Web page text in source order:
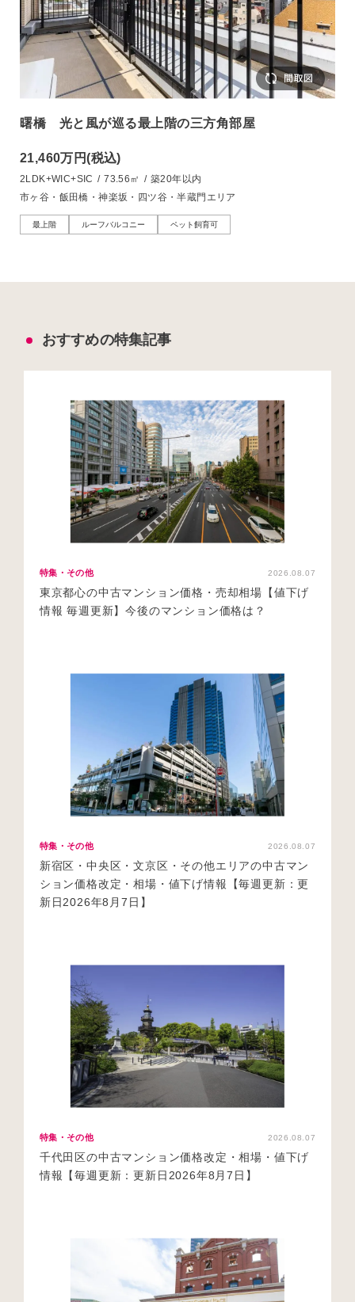
曙橋 光と風が巡る最上階の三方角部屋
21,460万円(税込)
2LDK+WIC+SIC / 73.56㎡ / 築20年以内
市ヶ谷・飯田橋・神楽坂・四ツ谷・半蔵門エリア
最上階 ルーフバルコニー ペット飼育可
おすすめの特集記事
特集・その他 2026.08.07
東京都心の中古マンション価格・売却相場【値下げ
情報 毎週更新】今後のマンション価格は？
特集・その他 2026.08.07
新宿区・中央区・文京区・その他エリアの中古マン
ション価格改定・相場・値下げ情報【毎週更新：更
新日2026年8月7日】
特集・その他 2026.08.07
千代田区の中古マンション価格改定・相場・値下げ
情報【毎週更新：更新日2026年8月7日】